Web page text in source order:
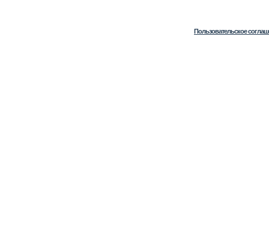
Пользовательское